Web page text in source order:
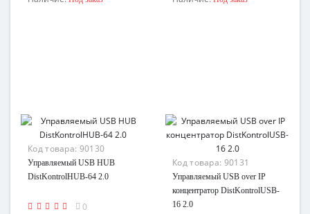
Код товара: 90130
Управляемый USB HUB
DistKontrolHUB-64 2.0
0
Код товара: 90131
Управляемый USB over IP
концентратор DistKontrolUSB-
16 2.0